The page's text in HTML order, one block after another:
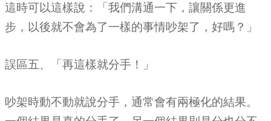
這時可以這樣說：「我們溝通一下，讓關係更進
步，以後就不會為了一樣的事情吵架了，好嗎？」
誤區五、「再這樣就分手！」
吵架時動不動就說分手，通常會有兩極化的結果。